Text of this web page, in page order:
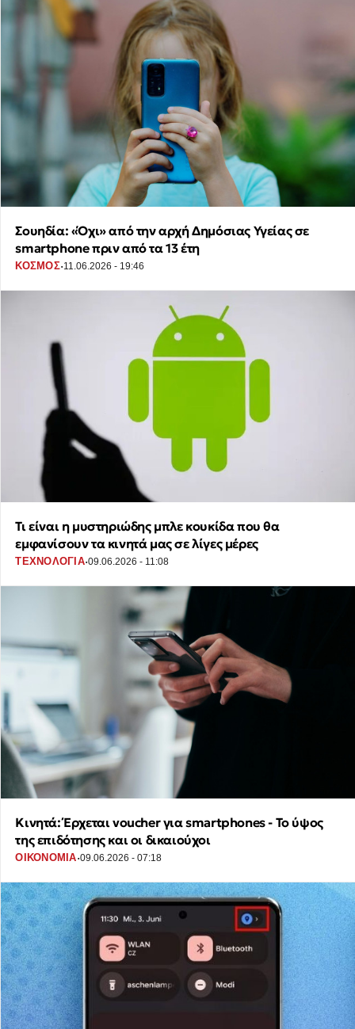
Σουηδία: «Όχι» από την αρχή Δημόσιας Υγείας σε
smartphone πριν από τα 13 έτη
ΚΟΣΜΟΣ·11.06.2026 - 19:46
Τι είναι η μυστηριώδης μπλε κουκίδα που θα
εμφανίσουν τα κινητά μας σε λίγες μέρες
ΤΕΧΝΟΛΟΓΙΑ·09.06.2026 - 11:08
Κινητά: Έρχεται voucher για smartphones - Το ύψος
της επιδότησης και οι δικαιούχοι
ΟΙΚΟΝΟΜΙΑ·09.06.2026 - 07:18